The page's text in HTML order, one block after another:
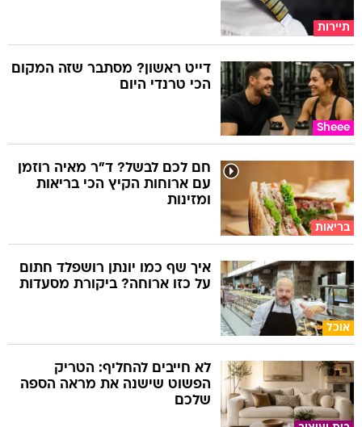
תיירות
Sheee
דייט ראשון? מסתבר שזה המקום
הכי טרנדי היום
בריאות
חם לכם לבשל? ד"ר מאיה רוזמן
עם ארוחות הקיץ הכי בריאות
ומזינות
אוכל
איך שף כמו יונתן רושפלד חתום
על כזו ארוחה? ביקורת מסעדות
לא חייבים להחליף: הטריק
הפשוט שישנה את מראה הספה
שלכם